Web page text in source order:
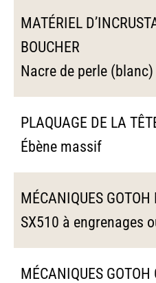
MATÉRIEL
BOUCHER
Nacre de perle (blanc)
PLAQUAGE DE LA
Ébène massif
MÉCANIQUES GOTOH
SX510 à engrenages
MÉCANIQUES GOTOH